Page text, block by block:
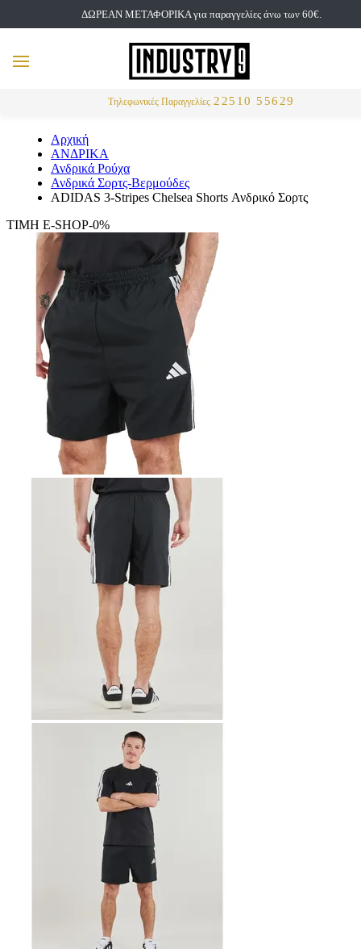
ΔΩΡΕΑΝ ΜΕΤΑΦΟΡΙΚΑ για παραγγελίες άνω των 60€.
Τηλεφωνικές Παραγγελίες 22510 55629
MENU
Αρχική
ΑΝΔΡΙΚΑ
Ανδρικά Ρούχα
Ανδρικά Σορτς-Βερμούδες
ADIDAS 3-Stripes Chelsea Shorts Ανδρικό Σορτς
ΤΙΜΗ E-SHOP-0%